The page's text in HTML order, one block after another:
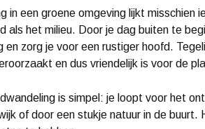
in een groene omgeving lijkt
als het milieu. Door je dag buiten te
en zorg je voor een rustiger hoofd.
en dus vriendelijk is voor de
is simpel: je loopt voor het
of door een stukje natuur in de